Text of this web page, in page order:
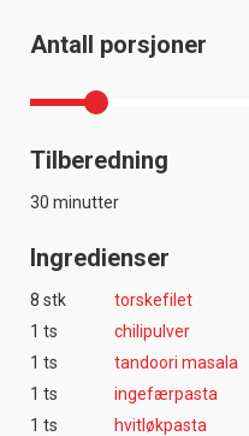
Antall porsjoner
Tilberedning
30 minutter
Ingredienser
8 stk
torskefilet
1 ts
chilipulver
1 ts
tandoori masala
1 ts
ingefærpasta
1 ts
hvitløkpasta